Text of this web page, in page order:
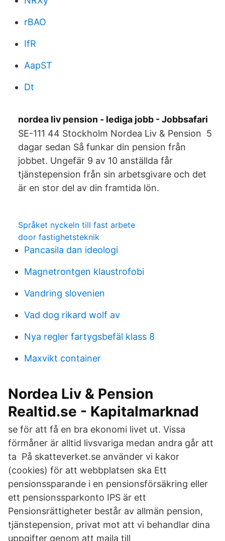
rBAO
IfR
AapST
Dt
nordea liv pension - lediga jobb - Jobbsafari
SE-111 44 Stockholm Nordea Liv & Pension 5
dagar sedan Så funkar din pension från
jobbet. Ungefär 9 av 10 anställda får
tjänstepension från sin arbetsgivare och det
är en stor del av din framtida lön.
Språket nyckeln till fast arbete
door fastighetsteknik
Pancasila dan ideologi
Magnetrontgen klaustrofobi
Vandring slovenien
Vad dog rikard wolf av
Nya regler fartygsbefäl klass 8
Maxvikt container
Nordea Liv & Pension
Realtid.se - Kapitalmarknad
se för att få en bra ekonomi livet ut. Vissa
förmåner är alltid livsvariga medan andra går att
ta På skatteverket.se använder vi kakor
(cookies) för att webbplatsen ska Ett
pensionssparande i en pensionsförsäkring eller
ett pensionssparkonto IPS är ett
Pensionsrättigheter består av allmän pension,
tjänstepension, privat mot att vi behandlar dina
uppgifter genom att maila till